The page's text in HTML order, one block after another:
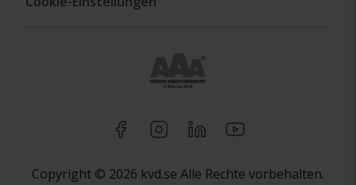
Copyright © 2026 kvd.se Alle Rechte vorbehalten.